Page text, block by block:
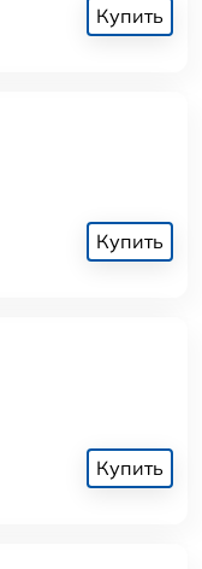
Купить
Купить
Купить